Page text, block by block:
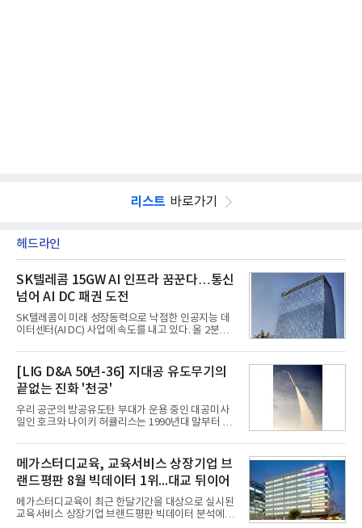
리스트 바로가기
헤드라인
SK텔레콤 15GW AI 인프라 꿈꾼다…통신
넘어 AI DC 패권 도전
SK텔레콤이 미래 성장동력으로 낙점한 인공지능 데
이터센터(AI DC) 사업에 속도를 내고 있다. 올 2분기
는 2035년까지 총 15GW(기가와트) 규모의 AI DC를
구축하겠다는 대형 청사진을 제시하면서다. 이에 따
라 경쟁 구도 역시 이동통신사인 KT, LG유플러스를
넘어 네이버, 삼성SDS 등 IT 인프라 기업으로 확장되
고 있다.7일 SK텔레콤에 따르면 회사는 올해 2분기
연결 기준 매출 4조 3591억원, 영업이익 5660억원을
기록했다. 매출은 전년 동기 대비 0.5%, 영업이익은
따른 기저효과가 실
[LIG D&A 50년-36] 지대공 유도무기의
끝없는 진화 '천궁'
우리 공군의 방공유도탄 부대가 운용 중인 대공미사
일인 호크와 나이키 허큘리스는 1990년대 말부터 성
기존 미사일체계를 대체할 중고도 및 중거리 대공미
사일을 개발하기로 결정했다.처음 KM-SAM 사업으로
불린 이 사업의 명칭은 호크(Iron Hawk, 철매)를 대체
한다는 의미에서 ‘철매Ⅱ’ 로 정해졌다. 철매Ⅱ 개발
사업은 미사일체계 완성 후인 2011년 ‘천궁(天弓)’으
로 다시 장비명이 바뀌었다. 17개 업체와 관련 기관이
참여한 가운데 LIG 넥스원은 탐색 개발에서 체계개발
메가스터디교육, 교육서비스 상장기업 브
랜드평판 8월 빅데이터 1위...대교 뒤이어
메가스터디교육이 최근 한달기간을 대상으로 실시된
교육서비스 상장기업 브랜드평판 빅데이터 분석에서